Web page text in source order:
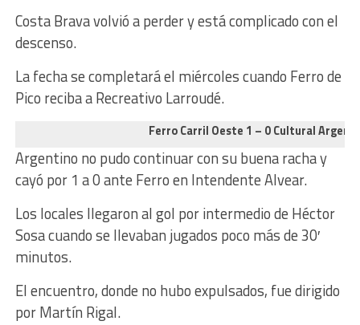
Costa Brava volvió a perder y está complicado con el
descenso.
La fecha se completará el miércoles cuando Ferro de
Pico reciba a Recreativo Larroudé.
Ferro Carril Oeste 1 – 0 Cultural
Argentino no pudo continuar con su buena racha y
cayó por 1 a 0 ante Ferro en Intendente Alvear.
Los locales llegaron al gol por intermedio de Héctor
Sosa cuando se llevaban jugados poco más de 30′
minutos.
El encuentro, donde no hubo expulsados, fue dirigido
por Martín Rigal.